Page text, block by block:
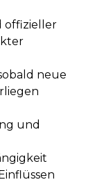
offizieller
neue
und